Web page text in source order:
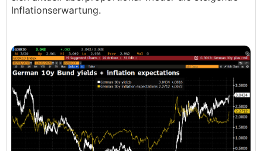
Inflationserwartung.